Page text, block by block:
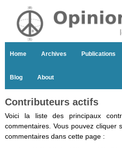
Home Archives Publications
Blog About
Contributeurs actifs
Voici la liste des principaux
commentaires. Vous pouvez cliquer
commentaires dans cette page :